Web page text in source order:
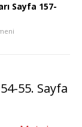
Sayfa 157-
55. Sayfa